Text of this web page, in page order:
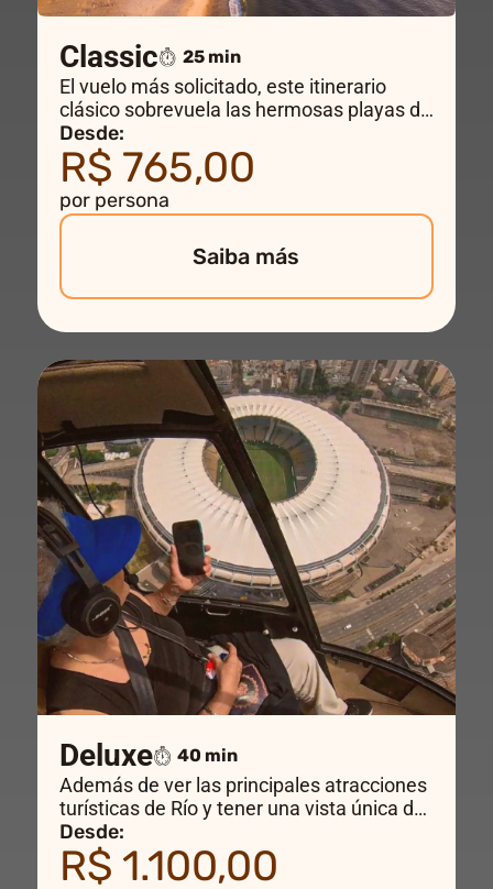
Classic 25 min
El vuelo más solicitado, este itinerario
clásico sobrevuela las hermosas playas de
Rio hasta el Cristo Redentor, Ipanema y
Copacabana con una vista sensacional de
la ciudad y el Pan de Azúcar. Una
experiencia inolvidable.
Desde:
R$ 765,00
por persona
Saiba más
Deluxe 40 min
Además de ver las principales atracciones
turísticas de Río y tener una vista única del
Cristo Redentor, este vuelo también te
lleva al centro de la ciudad y al famoso
Estadio Maracanã.
Desde:
R$ 1.100,00